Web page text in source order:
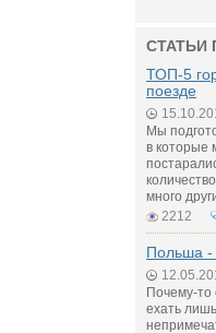
СТАТЬИ
ТОП-5
поезде
Мы
в которые
много
2212
Польша -
Почему-то
ехать